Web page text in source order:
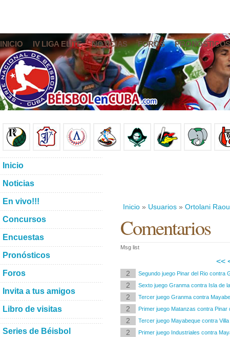
INICIO IV LIGA ELITE NOTICIAS FOROS
Inicio » Usuarios » Ortolani
Comentarios
Msg list
<<
2 Segundo juego Pinar del Rio contra
2 Sexto juego Granma contra Isla de
2 Tercer juego Granma contra
2 Primer juego Matanzas contra Pinar
2 Tercer juego Mayabeque contra
2 Primer juego Industriales contra
Inicio
Noticias
En vivo!!!
Concursos
Encuestas
Pronósticos
Foros
Invita a tus amigos
Libro de visitas
Series de Béisbol